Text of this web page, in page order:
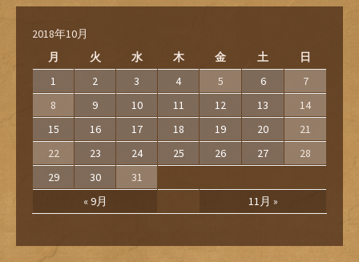
2018年10月
月
火 水 木 金 土 日
« 9月 11月 »
1 2 3 4 5 6
7
8
9 10 11 12 13
14
15
16 17 18 19 20
21
22
23 24 25 26 27
28
29
30 31